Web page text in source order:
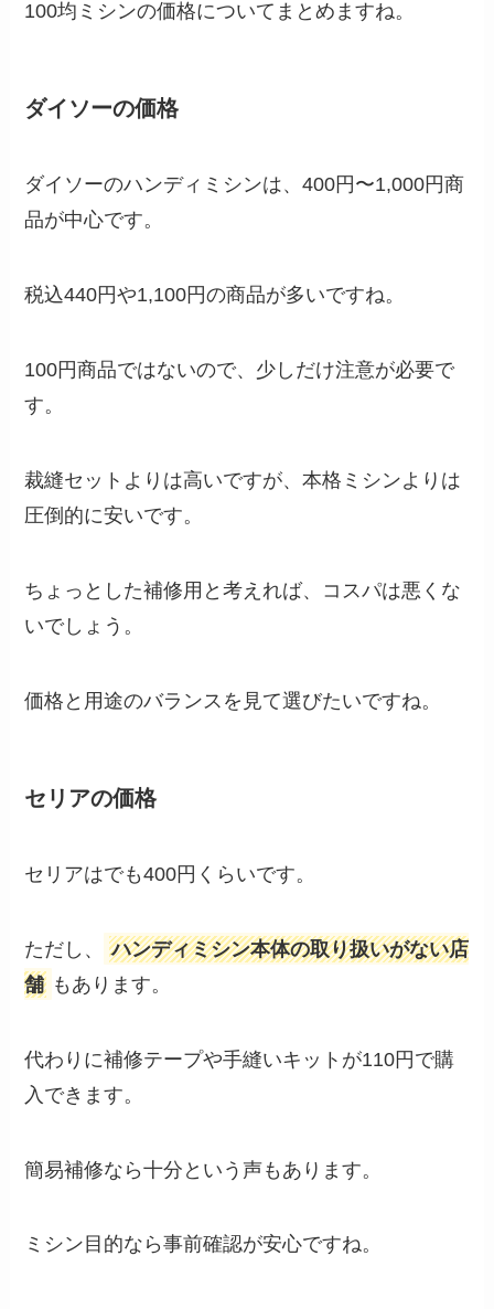
100均ミシンの価格についてまとめますね。
ダイソーの価格
ダイソーのハンディミシンは、400円〜1,000円商
品が中心です。
税込440円や1,100円の商品が多いですね。
100円商品ではないので、少しだけ注意が必要で
す。
裁縫セットよりは高いですが、本格ミシンよりは
圧倒的に安いです。
ちょっとした補修用と考えれば、コスパは悪くな
いでしょう。
価格と用途のバランスを見て選びたいですね。
セリアの価格
セリアはでも400円くらいです。
ただし、
ハンディミシン本体の取り扱いがない店
舗 もあります。
代わりに補修テープや手縫いキットが110円で購
入できます。
簡易補修なら十分という声もあります。
ミシン目的なら事前確認が安心ですね。